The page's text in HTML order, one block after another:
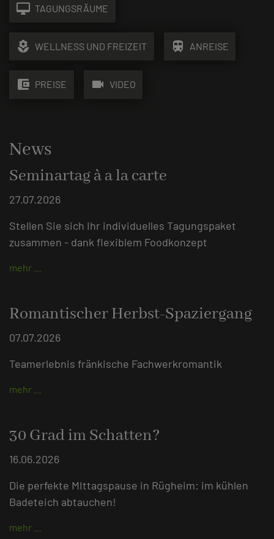
desktop_mac TAGUNGSRÄUME
local_florist WELLNESS UND FREIZEIT train ANREISE
account_balance_wallet PREISE videocam VIDEO
News
Seminartag à a la carte
27.07.2026
Stellen Sie sich Ihr individuelles Tagungspaket
zusammen - dank flexiblem Foodkonzept
mehr …
Romantischer Herbst-Spaziergang
07.07.2026
Teamerlebnis fränkische Fachwerkromantik
mehr …
30 Grad im Schatten?
16.06.2026
Die perfekte MIttagspause in Rügheim: im kühlen
Badeteich abtauchen!
mehr …